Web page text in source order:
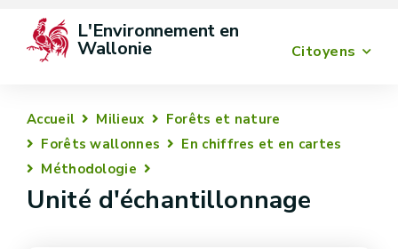
Citoyens
L'Environnement en
Wallonie
Accueil Milieux
Forêts et nature
Forêts wallonnes
En chiffres et en cartes
Méthodologie
Unité d'échantillonnage